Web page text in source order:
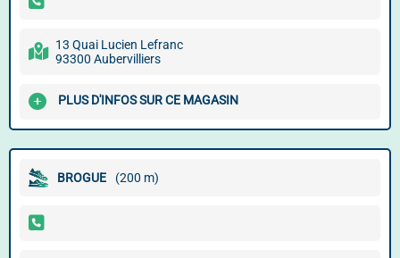
13 Quai Lucien Lefranc
93300 Aubervilliers
PLUS D'INFOS SUR CE MAGASIN
BROGUE (200 m)